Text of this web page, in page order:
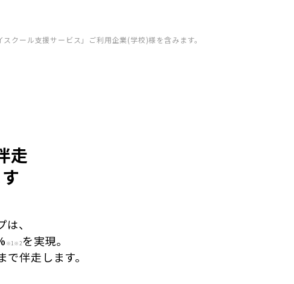
クール支援サービス」ご利用企業(学校)様を含みます。
走
、
※1※2を実現。
伴走します。